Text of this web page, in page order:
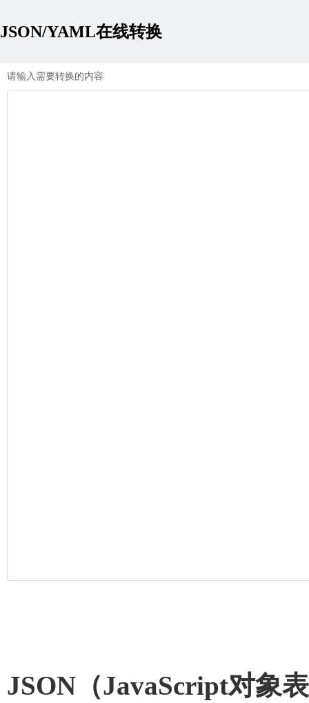
JSON/YAML在线转换
请输入需要转换的内容
JSON（JavaScript对象